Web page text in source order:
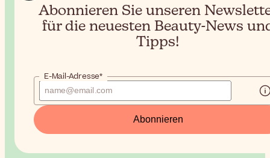
Abonnieren Sie unseren
für die neuesten Beauty-News
Tipps!
E-Mail-Adresse*
Abonnieren